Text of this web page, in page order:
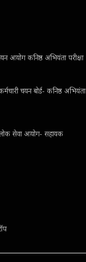
आयोग कनिष्ठ अभियंता परीक्षा
चयन बोर्ड- कनिष्ठ अभियंता
सेवा आयोग- सहायक